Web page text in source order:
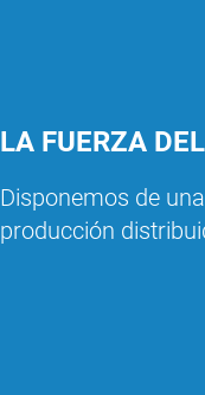
LA FUERZA
Disponemos de
producción